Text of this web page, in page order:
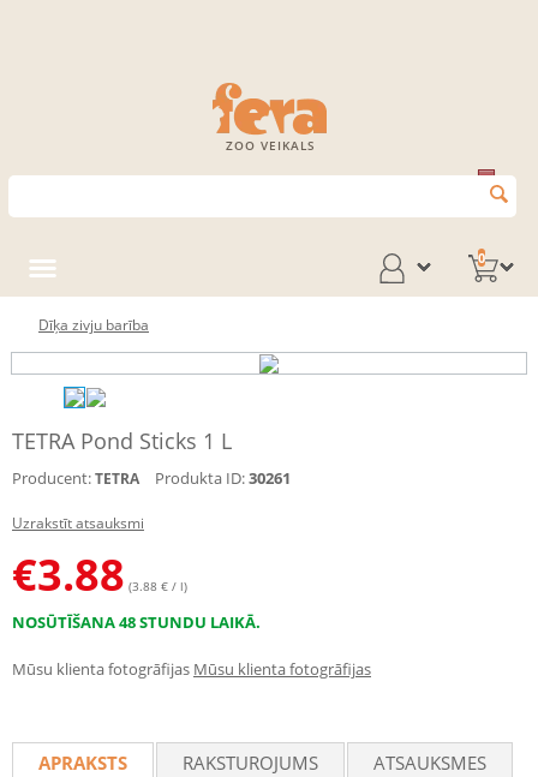
ZOO VEIKALS
0
Dīķa zivju barība
TETRA Pond Sticks 1 L
Producent:TETRA Produkta ID:30261
Uzrakstīt atsauksmi
€3.88 (3.88 € / l)
NOSŪTĪŠANA 48 STUNDU LAIKĀ.
Mūsu klienta fotogrāfijas Mūsu klienta fotogrāfijas
APRAKSTS RAKSTUROJUMS
ATSAUKSMES